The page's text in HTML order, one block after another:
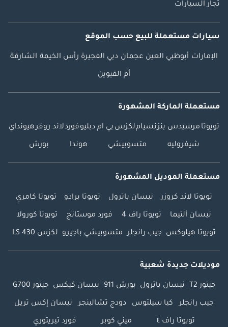
تجار السيارات
سيارات مستعملة للبيع حسب الموقع
الإمارات أبوظبي العين عجمان دبي الفجيرة رأس الخيمة الشارقة
أم القيوين
مستعملة الماركة المشهورة
تويوتا مرسيدس بنزنسياملكزس بي ام دبليوفوردلاند روفرهيونداي
شيفروليه متسوبيشي هوندا بورش
مستعملة الموديل المشهورة
تويوتا لاند كروزر نيسان باترول تويوتا برادو تويوتا كامري
نيسان ألتيما تويوتا راف 4 فورد موستانج تويوتا كورولا
تويوتا هيلوكس جيب رانجلر متسوبيشي باجيرو لكزس LS 430
موديلات جديدة شعبية
جيتور T2 نيسان باترول بورش 911 نيسان كيكس جيتور G700
جيب رانجلر كيا سيلتوس دودج تشالينجر نيسان إكس تريل
تويوتا راف ٤ ميني كوبر فورد تيريتوري